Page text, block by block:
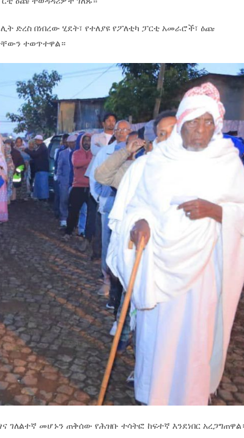
ድረስ በነበረው ሂደት፣ የተለያዩ የፖለቲካ ፓርቲ አመራሮች፣ ዕጩ
ተወጥተዋል።
መሆኑን ጠቅሰው የሕዝቡ ተሳትፎ ከፍተኛ እንደነበር